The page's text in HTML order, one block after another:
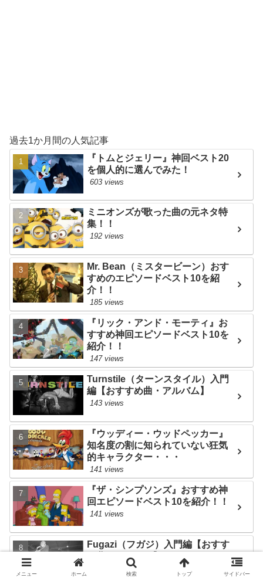
過去1か月間の人気記事
『トムとジェリー』神回ベスト20
を個人的に選んでみた！
603 views
ミニオンズが歌った曲の元ネタ特
集！！
192 views
Mr. Bean（ミスタービーン）おす
すめのエピソードベスト10を紹
介！！
185 views
『リック・アンド・モーティ』お
すすめ神回エピソードベスト10を
紹介！！
147 views
Turnstile（ターンスタイル）入門
編【おすすめ曲・アルバム】
143 views
『ウッディー・ウッドペッカー』
知名度の割に知られていない狂気
的キャラクター・・・
141 views
『ザ・シンプソンズ』おすすめ神
回エピソードベスト10を紹介！！
141 views
Fugazi（フガジ）入門編【おすす
め曲・アルバム】
メニュー ホーム 検索 トップ サイドバー